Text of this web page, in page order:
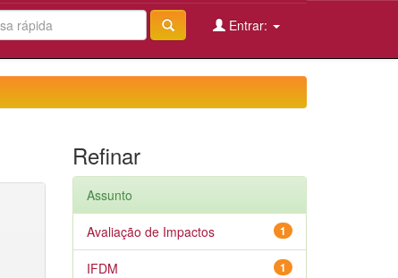
Entrar:
Refinar
Assunto
1
Avaliação de Impactos
1
IFDM